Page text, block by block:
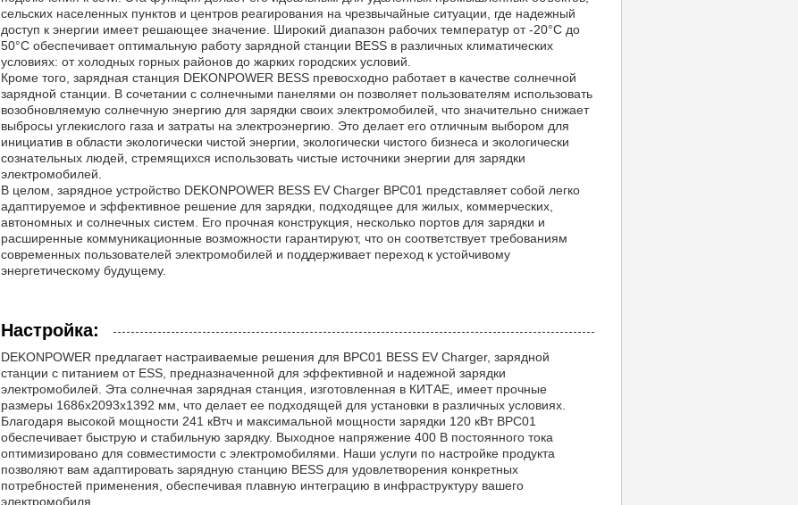
сельских населенных пунктов и центров реагирования на чрезвычайные ситуации, где надежный
доступ к энергии имеет решающее значение. Широкий диапазон рабочих температур от -20°C до
50°C обеспечивает оптимальную работу зарядной станции BESS в различных климатических
условиях: от холодных горных районов до жарких городских условий.
Кроме того, зарядная станция DEKONPOWER BESS превосходно работает в качестве солнечной
зарядной станции. В сочетании с солнечными панелями он позволяет пользователям использовать
возобновляемую солнечную энергию для зарядки своих электромобилей, что значительно снижает
выбросы углекислого газа и затраты на электроэнергию. Это делает его отличным выбором для
инициатив в области экологически чистой энергии, экологически чистого бизнеса и экологически
сознательных людей, стремящихся использовать чистые источники энергии для зарядки
электромобилей.
В целом, зарядное устройство DEKONPOWER BESS EV Charger BPC01 представляет собой легко
адаптируемое и эффективное решение для зарядки, подходящее для жилых, коммерческих,
автономных и солнечных систем. Его прочная конструкция, несколько портов для зарядки и
расширенные коммуникационные возможности гарантируют, что он соответствует требованиям
современных пользователей электромобилей и поддерживает переход к устойчивому
энергетическому будущему.
Настройка:
DEKONPOWER предлагает настраиваемые решения для BPC01 BESS EV Charger, зарядной
станции с питанием от ESS, предназначенной для эффективной и надежной зарядки
электромобилей. Эта солнечная зарядная станция, изготовленная в КИТАЕ, имеет прочные
размеры 1686х2093х1392 мм, что делает ее подходящей для установки в различных условиях.
Благодаря высокой мощности 241 кВтч и максимальной мощности зарядки 120 кВт BPC01
обеспечивает быструю и стабильную зарядку. Выходное напряжение 400 В постоянного тока
оптимизировано для совместимости с электромобилями. Наши услуги по настройке продукта
позволяют вам адаптировать зарядную станцию ​​BESS для удовлетворения конкретных
потребностей применения, обеспечивая плавную интеграцию в инфраструктуру вашего
электромобиля.